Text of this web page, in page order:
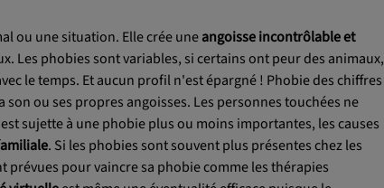
ou une situation. Elle crée uneangoisse incontrôlableet
Les phobies sont variables, si certains ont peur des animaux,
le temps. Et aucun profil n'est épargné ! Phobie des chiffres
ou ses propres angoisses. Les personnes touchées ne
sujette à une phobie plus ou moins importantes, les causes
. Si les phobies sont souvent plus présentes chez les
pour vaincre sa phobie comme les thérapies